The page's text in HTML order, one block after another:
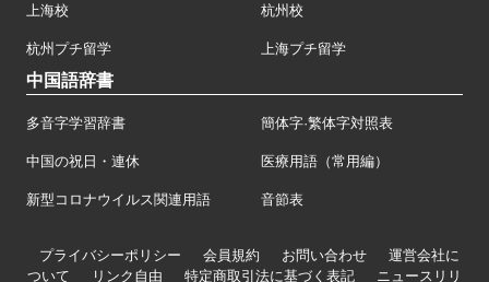
上海校 杭州校
杭州プチ留学 上海プチ留学
中国語辞書
多音字学習辞書 簡体字·繁体字対照表
中国の祝日・連休 医療用語（常用編）
新型コロナウイルス関連用語 音節表
プライバシーポリシー 会員規約 お問い合わせ
運営会社に
ついて
リンク自由 特定商取引法に基づく表記 ニュースリリ